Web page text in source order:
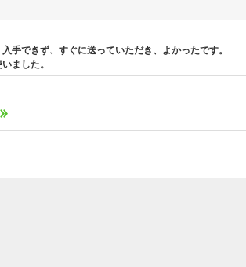
手できず、すぐに送っていただき、よかったです。
ました。